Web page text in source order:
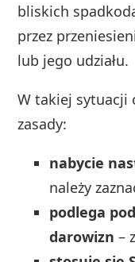
bliskich
przez
lub jego udziału.
W takiej sytuacji
zasady:
nabycie
należy
podlega
darowizn –